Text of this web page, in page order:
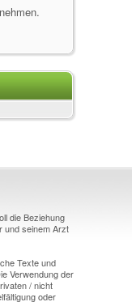
die Beziehung
und seinem Arzt
Texte und
Verwendung der
/ nicht
oder